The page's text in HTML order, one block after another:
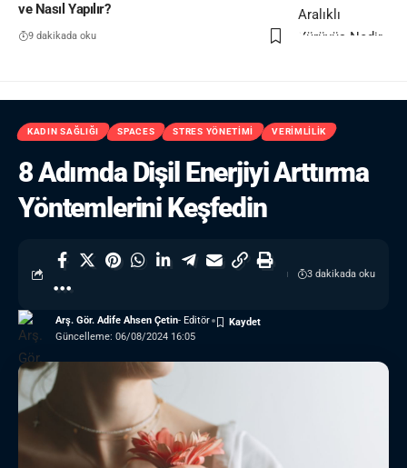
ve Nasıl Yapılır?
9 dakikada oku
KADIN SAĞLIĞI SPACES STRES YÖNETIMI VERIMLILIK
8 Adımda Dişil Enerjiyi Arttırma
Yöntemlerini Keşfedin
Güncelleme: 06/08/2024 16:05
Arş. Gör. Adife Ahsen Çetin- Editör
3 dakikada oku